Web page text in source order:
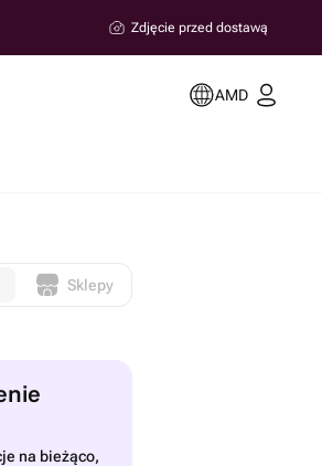
Zdjęcie przed dostawą
AMD
Sklepy
na bieżąco,